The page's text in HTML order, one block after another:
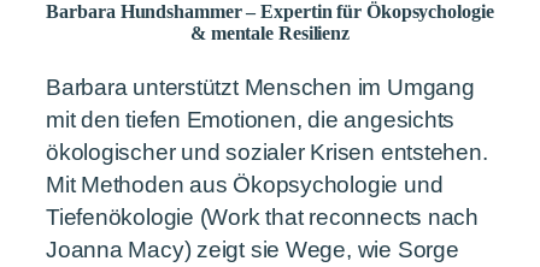
Barbara Hundshammer – Expertin für Ökopsychologie
& mentale Resilienz
Barbara unterstützt Menschen im Umgang
mit den tiefen Emotionen, die angesichts
ökologischer und sozialer Krisen entstehen.
Mit Methoden aus Ökopsychologie und
Tiefenökologie (Work that reconnects nach
Joanna Macy) zeigt sie Wege, wie Sorge